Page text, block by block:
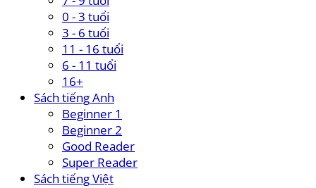
0 - 3 tuổi
3 - 6 tuổi
11 - 16 tuổi
6 - 11 tuổi
16+
Sách tiếng Anh
Beginner 1
Beginner 2
Good Reader
Super Reader
Sách tiếng Việt